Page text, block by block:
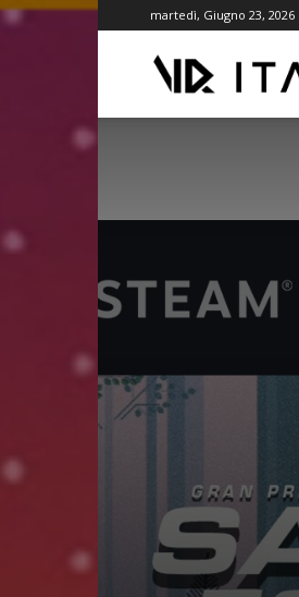
martedì, Giugno 23, 2026